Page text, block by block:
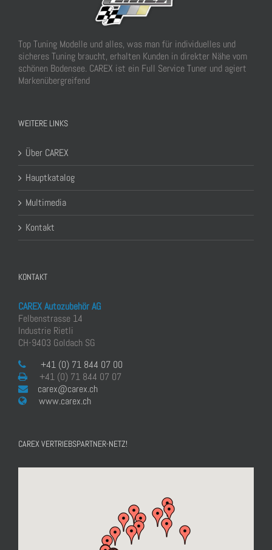
Top Tuning Modelle und alles, was man für individuelles und
sicheres Tuning braucht, erhalten Kunden in direkter Nähe vom
schönen Bodensee. CAREX ist ein Full Service Tuner und agiert
Markenübergreifend
WEITERE LINKS
Über CAREX
Hauptkatalog
Multimedia
Kontakt
KONTAKT
CAREX Autozubehör AG
Felbenstrasse 14
Industrie Rietli
CH-9403 Goldach SG
+41 (0) 71 844 07 00
+41 (0) 71 844 07 07
carex@carex.ch
www.carex.ch
CAREX VERTRIEBSPARTNER-NETZ!